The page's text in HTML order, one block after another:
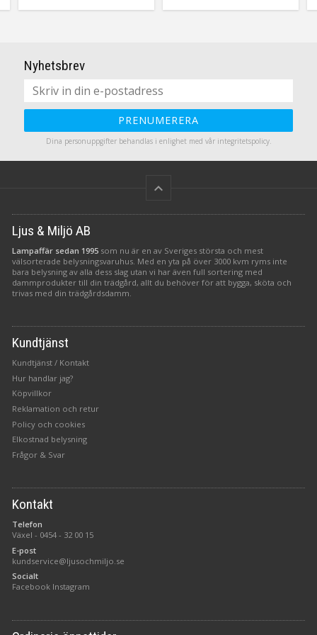
vanligt sladdställ.
som då. Mer jul än såhär blir
Nyhetsbrev
PRENUMERERA
Dina personuppgifter behandlas i enlighet med vår integritetspolicy.
keyboard_arrow_up
Ljus & Miljö AB
Lampaffär sedan 1995 som nu är en av Sveriges största och mest
välsorterade belysningsvaruhus. Med en yta på över 3000 kvm ryms inte
bara belysning av alla dess slag utan vi har även full sortering med
dammprodukter till din trädgård, allt du behöver för att bygga, sköta och
trivas med din trädgårdsdamm.
Kundtjänst
Kundtjänst / Kontakt
Hur handlar jag?
Köpvillkor
Reklamation och retur
Policy och cookies
Elkostnad belysning
Frågor & Svar
Kontakt
Telefon
Växel - 0454 - 32 00 15
E-post
kundservice@ljusochmiljo.se
Socialt
Facebook Instagram